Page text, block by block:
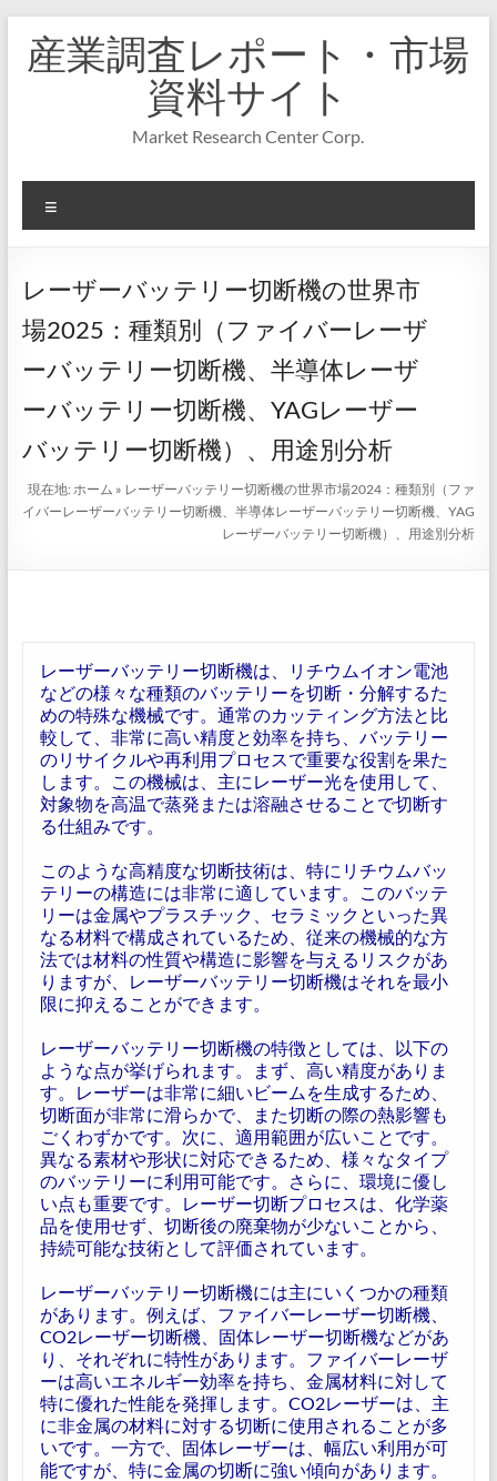
キ
プ
産業調査レポート・市場
資料サイト
Market Research Center Corp.
ニ
ー
レーザーバッテリー切断機の世界市
場2025：種類別（ファイバーレーザ
ーバッテリー切断機、半導体レーザ
ーバッテリー切断機、YAGレーザー
バッテリー切断機）、用途別分析
現在地:ホーム » レーザーバッテリー切断機の世界市場2024：種類別（ファ
イバーレーザーバッテリー切断機、半導体レーザーバッテリー切断機、YAG
レーザーバッテリー切断機）、用途別分析
レーザーバッテリー切断機は、リチウムイオン電池
などの様々な種類のバッテリーを切断・分解するた
めの特殊な機械です。通常のカッティング方法と比
較して、非常に高い精度と効率を持ち、バッテリー
のリサイクルや再利用プロセスで重要な役割を果た
します。この機械は、主にレーザー光を使用して、
対象物を高温で蒸発または溶融させることで切断す
る仕組みです。
このような高精度な切断技術は、特にリチウムバッ
テリーの構造には非常に適しています。このバッテ
リーは金属やプラスチック、セラミックといった異
なる材料で構成されているため、従来の機械的な方
法では材料の性質や構造に影響を与えるリスクがあ
りますが、レーザーバッテリー切断機はそれを最小
限に抑えることができます。
レーザーバッテリー切断機の特徴としては、以下の
ような点が挙げられます。まず、高い精度がありま
す。レーザーは非常に細いビームを生成するため、
切断面が非常に滑らかで、また切断の際の熱影響も
ごくわずかです。次に、適用範囲が広いことです。
異なる素材や形状に対応できるため、様々なタイプ
のバッテリーに利用可能です。さらに、環境に優し
い点も重要です。レーザー切断プロセスは、化学薬
品を使用せず、切断後の廃棄物が少ないことから、
持続可能な技術として評価されています。
レーザーバッテリー切断機には主にいくつかの種類
があります。例えば、ファイバーレーザー切断機、
CO2レーザー切断機、固体レーザー切断機などがあ
り、それぞれに特性があります。ファイバーレーザ
ーは高いエネルギー効率を持ち、金属材料に対して
特に優れた性能を発揮します。CO2レーザーは、主
に非金属の材料に対する切断に使用されることが多
いです。一方で、固体レーザーは、幅広い利用が可
能ですが、特に金属の切断に強い傾向があります。